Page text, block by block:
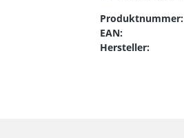
Produktnummer:
EAN:
Hersteller: